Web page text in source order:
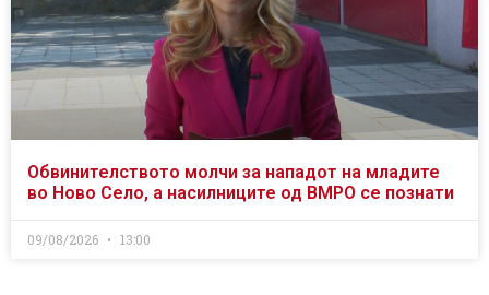
Обвинителството молчи за нападот на младите
во Ново Село, а насилниците од ВМРО се познати
09/08/2026 13:00